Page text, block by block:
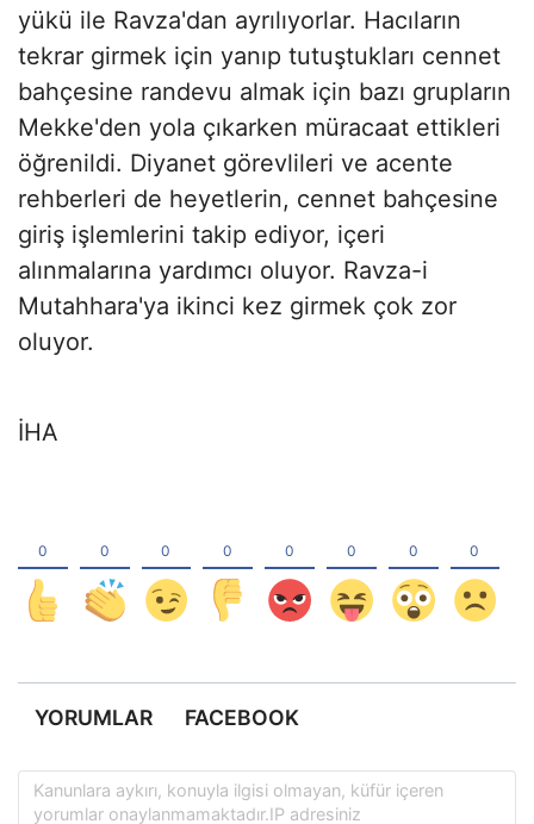
yükü ile Ravza'dan ayrılıyorlar. Hacıların
tekrar girmek için yanıp tutuştukları cennet
bahçesine randevu almak için bazı grupların
Mekke'den yola çıkarken müracaat ettikleri
öğrenildi. Diyanet görevlileri ve acente
rehberleri de heyetlerin, cennet bahçesine
giriş işlemlerini takip ediyor, içeri
alınmalarına yardımcı oluyor. Ravza-i
Mutahhara'ya ikinci kez girmek çok zor
oluyor.
İHA
YORUMLAR FACEBOOK